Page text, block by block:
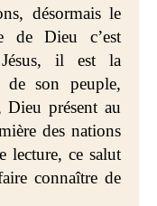
désormais le
de Dieu c’est
Jésus, il est la
son peuple,
Dieu présent au
des nations
lecture, ce salut
connaître de